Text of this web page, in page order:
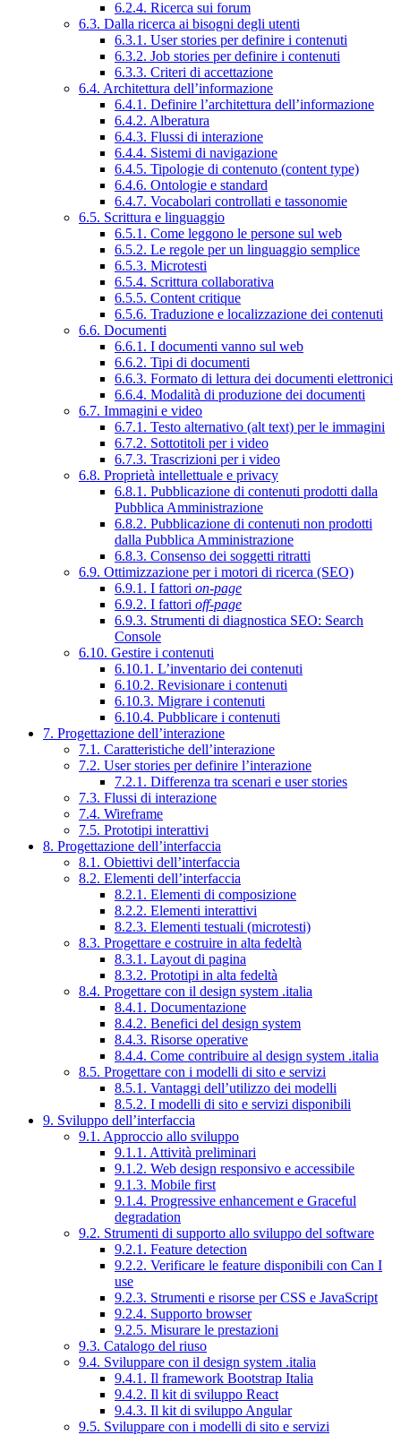
6.2.4. Ricerca sui forum
6.3. Dalla ricerca ai bisogni degli utenti
6.3.1. User stories per definire i contenuti
6.3.2. Job stories per definire i contenuti
6.3.3. Criteri di accettazione
6.4. Architettura dell’informazione
6.4.1. Definire l’architettura dell’informazione
6.4.2. Alberatura
6.4.3. Flussi di interazione
6.4.4. Sistemi di navigazione
6.4.5. Tipologie di contenuto (content type)
6.4.6. Ontologie e standard
6.4.7. Vocabolari controllati e tassonomie
6.5. Scrittura e linguaggio
6.5.1. Come leggono le persone sul web
6.5.2. Le regole per un linguaggio semplice
6.5.3. Microtesti
6.5.4. Scrittura collaborativa
6.5.5. Content critique
6.5.6. Traduzione e localizzazione dei contenuti
6.6. Documenti
6.6.1. I documenti vanno sul web
6.6.2. Tipi di documenti
6.6.3. Formato di lettura dei documenti elettronici
6.6.4. Modalità di produzione dei documenti
6.7. Immagini e video
6.7.1. Testo alternativo (alt text) per le immagini
6.7.2. Sottotitoli per i video
6.7.3. Trascrizioni per i video
6.8. Proprietà intellettuale e privacy
6.8.1. Pubblicazione di contenuti prodotti dalla
Pubblica Amministrazione
6.8.2. Pubblicazione di contenuti non prodotti
dalla Pubblica Amministrazione
6.8.3. Consenso dei soggetti ritratti
6.9. Ottimizzazione per i motori di ricerca (SEO)
6.9.1. I fattori on-page
6.9.2. I fattori off-page
6.9.3. Strumenti di diagnostica SEO: Search
Console
6.10. Gestire i contenuti
6.10.1. L’inventario dei contenuti
6.10.2. Revisionare i contenuti
6.10.3. Migrare i contenuti
6.10.4. Pubblicare i contenuti
7. Progettazione dell’interazione
7.1. Caratteristiche dell’interazione
7.2. User stories per definire l’interazione
7.2.1. Differenza tra scenari e user stories
7.3. Flussi di interazione
7.4. Wireframe
7.5. Prototipi interattivi
8. Progettazione dell’interfaccia
8.1. Obiettivi dell’interfaccia
8.2. Elementi dell’interfaccia
8.2.1. Elementi di composizione
8.2.2. Elementi interattivi
8.2.3. Elementi testuali (microtesti)
8.3. Progettare e costruire in alta fedeltà
8.3.1. Layout di pagina
8.3.2. Prototipi in alta fedeltà
8.4. Progettare con il design system .italia
8.4.1. Documentazione
8.4.2. Benefici del design system
8.4.3. Risorse operative
8.4.4. Come contribuire al design system .italia
8.5. Progettare con i modelli di sito e servizi
8.5.1. Vantaggi dell’utilizzo dei modelli
8.5.2. I modelli di sito e servizi disponibili
9. Sviluppo dell’interfaccia
9.1. Approccio allo sviluppo
9.1.1. Attività preliminari
9.1.2. Web design responsivo e accessibile
9.1.3. Mobile first
9.1.4. Progressive enhancement e Graceful
degradation
9.2. Strumenti di supporto allo sviluppo del software
9.2.1. Feature detection
9.2.2. Verificare le feature disponibili con Can I
use
9.2.3. Strumenti e risorse per CSS e JavaScript
9.2.4. Supporto browser
9.2.5. Misurare le prestazioni
9.3. Catalogo del riuso
9.4. Sviluppare con il design system .italia
9.4.1. Il framework Bootstrap Italia
9.4.2. Il kit di sviluppo React
9.4.3. Il kit di sviluppo Angular
9.5. Sviluppare con i modelli di sito e servizi